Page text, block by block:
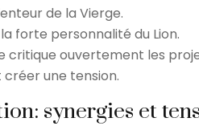
de la Vierge.
forte personnalité du Lion.
critique ouvertement les
créer une tension.
synergies et